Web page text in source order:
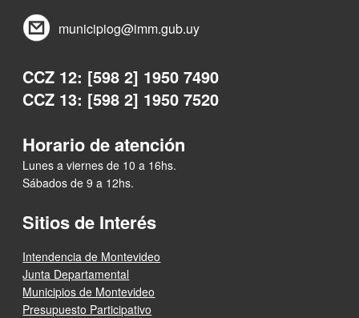
municipiog@imm.gub.uy
CCZ 12: [598 2] 1950 7490
CCZ 13: [598 2] 1950 7520
Horario de atención
Lunes a viernes de 10 a 16hs.
Sábados de 9 a 12hs.
Sitios de Interés
Intendencia de Montevideo
Junta Departamental
Municipios de Montevideo
Presupuesto Participativo